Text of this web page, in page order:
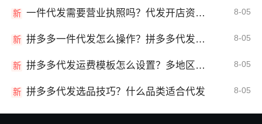
新 一件代发需要营业执照吗？代发开店资质详解 8-05
新 拼多多一件代发怎么操作？拼多多代发全流程 8-05
新 拼多多代发运费模板怎么设置？多地区运费 8-05
新 拼多多代发选品技巧？什么品类适合代发 8-05